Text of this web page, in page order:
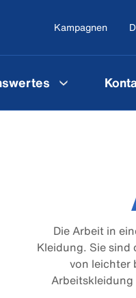
Kampagnen
Die Arbeit in
Kleidung. Sie
von leichter